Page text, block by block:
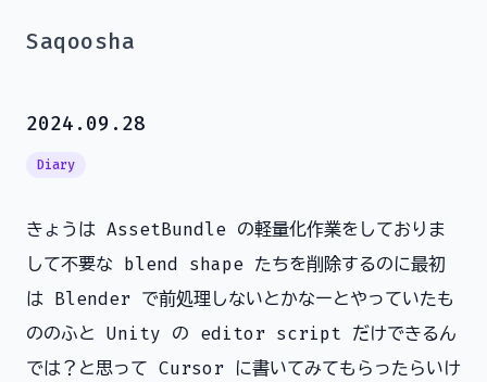
Saqoosha
2024.09.28
Diary
きょうは AssetBundle の軽量化作業をしておりま
して不要な blend shape たちを削除するのに最初
は Blender で前処理しないとかなーとやっていたも
ののふと Unity の editor script だけできるん
では？と思って Cursor に書いてみてもらったらいけ